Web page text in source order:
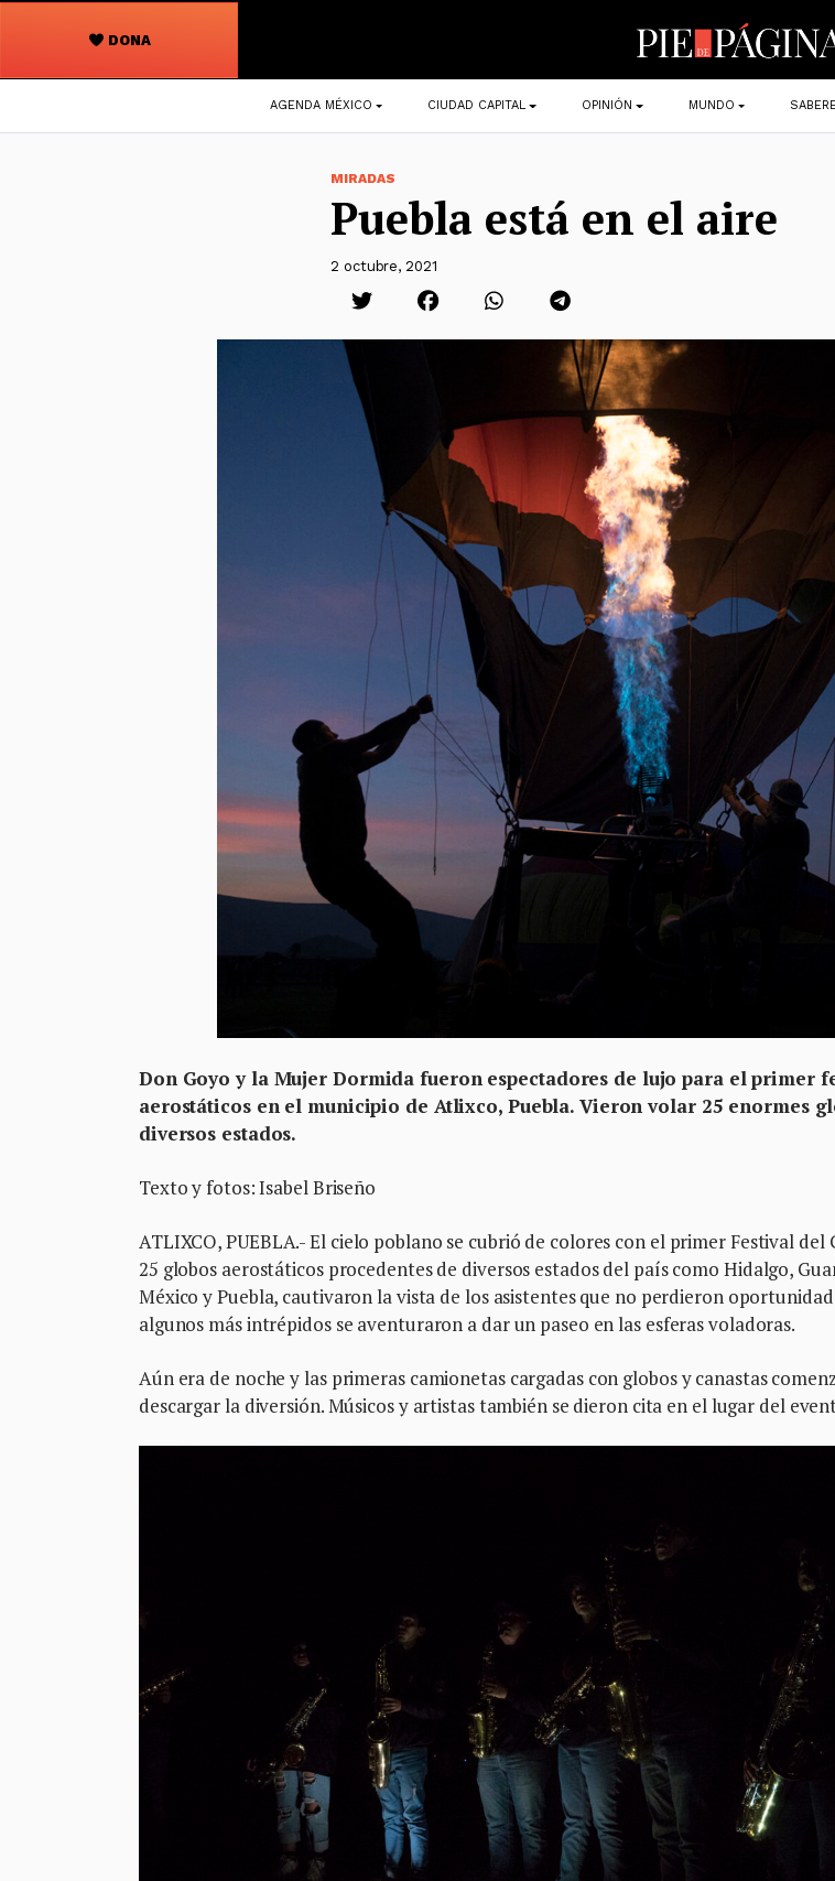
DONA
Navegación
principal
AGENDA MÉXICO CIUDAD CAPITAL OPINIÓN MUNDO
MIRADAS
Puebla está en el aire
2 octubre, 2021
Don Goyo y la Mujer Dormida fueron espectadores de lujo para el primer
aerostáticos en el municipio de Atlixco, Puebla. Vieron volar 25 enormes
diversos estados.
Texto y fotos: Isabel Briseño
ATLIXCO, PUEBLA.- El cielo poblano se cubrió de colores con el primer Festival del
25 globos aerostáticos procedentes de diversos estados del país como Hidalgo,
México y Puebla, cautivaron la vista de los asistentes que no perdieron
algunos más intrépidos se aventuraron a dar un paseo en las esferas voladoras.
Aún era de noche y las primeras camionetas cargadas con globos y canastas
descargar la diversión. Músicos y artistas también se dieron cita en el lugar del